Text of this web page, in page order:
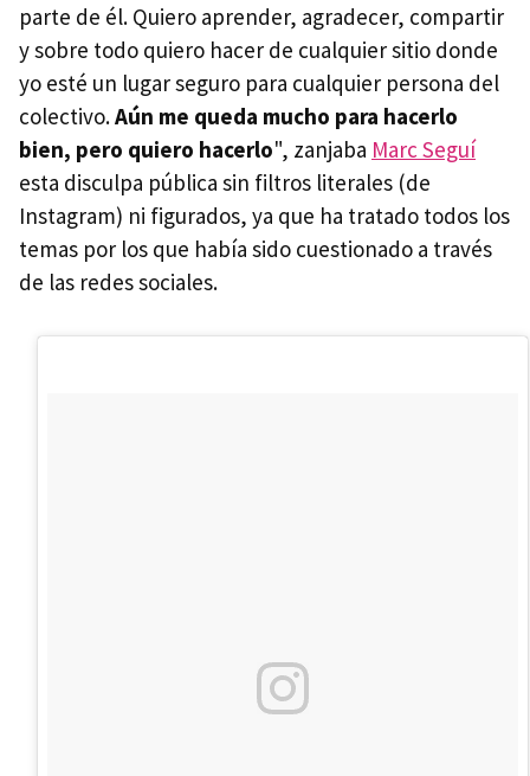
parte de él. Quiero aprender, agradecer, compartir
y sobre todo quiero hacer de cualquier sitio donde
yo esté un lugar seguro para cualquier persona del
colectivo.Aún me queda mucho para hacerlo
bien, pero quiero hacerlo", zanjaba Marc Seguí
esta disculpa pública sin filtros literales (de
Instagram) ni figurados, ya que ha tratado todos los
temas por los que había sido cuestionado a través
de las redes sociales.